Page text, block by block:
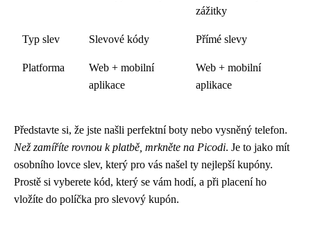
zážitky
Typ slev Slevové kódy Přímé slevy
Platforma
Web + mobilní
aplikace
Web + mobilní
aplikace
Představte si, že jste našli perfektní boty nebo vysněný telefon.
Než zamíříte rovnou k platbě, mrkněte na Picodi. Je to jako mít
osobního lovce slev, který pro vás našel ty nejlepší kupóny.
Prostě si vyberete kód, který se vám hodí, a při placení ho
vložíte do políčka pro slevový kupón.